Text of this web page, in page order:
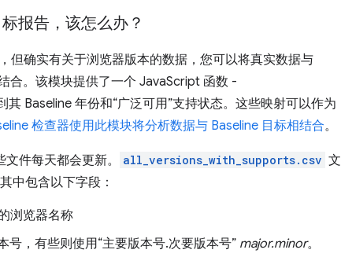
报告，该怎么办？
但确实有关于浏览器版本的数据，您可以将真实数据与
合。该模块提供了一个 JavaScript 函数 -
Baseline 年份和“广泛可用”支持状态。这些映射可以作为
检查器使用此模块将分析数据与 Baseline 目标相结合。
件每天都会更新。 all_versions_with_supports.csv 文
中包含以下字段：
浏览器名称
号，有些则使用“主要版本号.次要版本号” major.minor。